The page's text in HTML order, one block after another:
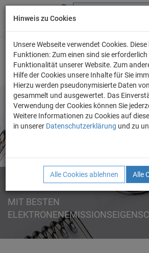
+49 (0) 69 986 4604 - 0
HYDROPHOBE
PVD-ZUBEHÖRE
SCHWINGQUARZE
EDELMETALLE
MIT BESTEN
Hinweis zu Cookies
Unsere Webseite verwendet Cookies.
Funktionen: Zum einen sind sie
Funktionalität unserer Website. Zum
Hilfe der Cookies unsere Inhalte für Sie
Hierzu werden pseudonymisierte Daten
gesammelt und ausgewertet. Das
Verwendung der Cookies können Sie
Weitere Informationen zu Cookies auf
in unserer Datenschutzerklärung und zu
Alle Cookies ablehnen Alle